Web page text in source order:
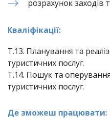
розрахунок заходів
Кваліфікації:
Т.13. Планування та
туристичних послуг.
Т.14. Пошук та
туристичних послуг.
Де зможеш працювати: